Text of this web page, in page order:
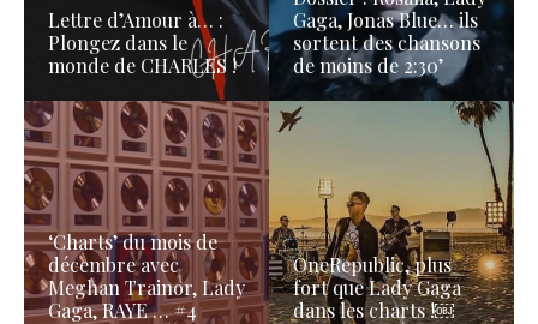
Lettre d’Amour à… :
Plongez dans le
monde de CHARLES !
Gaga, Jonas Blue… ils
sortent des chansons
de moins de 2:30’
‘Charts’ du mois de
décembre avec
Meghan Trainor, Lady
Gaga, RAYE … #4
OneRepublic, plus
fort que Lady Gaga
dans les charts !￼